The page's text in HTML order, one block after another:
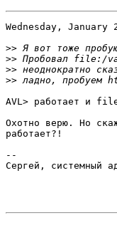
Wednesday,
>>
>>
>> неоднократно
>>
AVL> работает и
Охотно верю. Но
работает?!
--
Сергей, системный